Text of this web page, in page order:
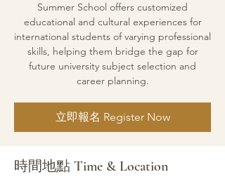
Summer School offers customized
educational and cultural experiences for
international students of varying professional
skills, helping them bridge the gap for
future university subject selection and
career planning.
立即報名 Register Now
時間地點 Time & Location